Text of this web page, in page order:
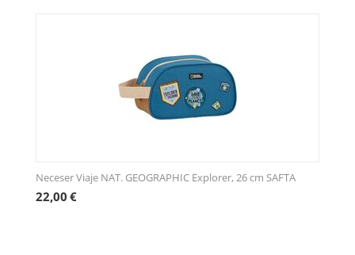
Neceser Viaje NAT. GEOGRAPHIC Explorer, 26 cm SAFTA
22,00 €